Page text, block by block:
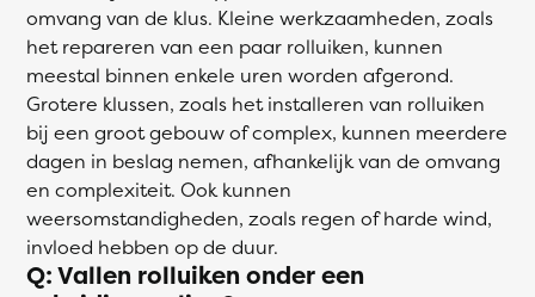
omvang van de klus. Kleine werkzaamheden, zoals
het repareren van een paar rolluiken, kunnen
meestal binnen enkele uren worden afgerond.
Grotere klussen, zoals het installeren van rolluiken
bij een groot gebouw of complex, kunnen meerdere
dagen in beslag nemen, afhankelijk van de omvang
en complexiteit. Ook kunnen
weersomstandigheden, zoals regen of harde wind,
invloed hebben op de duur.
Q: Vallen rolluiken onder een